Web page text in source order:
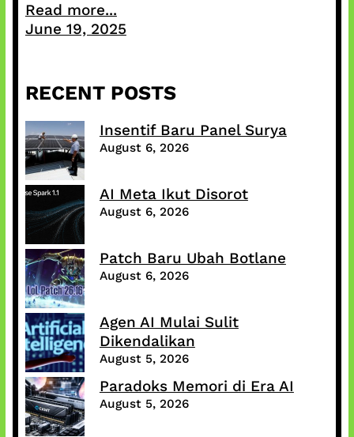
Read more...
June 19, 2025
RECENT POSTS
Insentif Baru Panel Surya
August 6, 2026
AI Meta Ikut Disorot
August 6, 2026
Patch Baru Ubah Botlane
August 6, 2026
Agen AI Mulai Sulit
Dikendalikan
August 5, 2026
Paradoks Memori di Era AI
August 5, 2026